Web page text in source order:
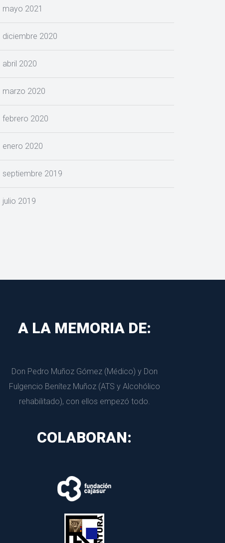
mayo 2021
diciembre 2020
abril 2020
marzo 2020
febrero 2020
enero 2020
eptiembre 2019
julio 2019
A LA MEMORIA DE:
Don Pedro Muñoz Gómez (Médico) y Don
Fulgencio Benítez Muñoz (ATS y Alcohólico
rehabilitado), con ellos empezó todo.
COLABORAN: